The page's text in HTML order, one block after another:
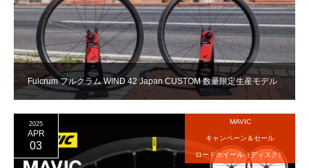
Fulcrum フルクラム WIND 42 Japan CUSTOM 数量限定生産モデル
2025
APR
03
MAVIC
キャンペーン＆セール
ロードホイール（ディスク）